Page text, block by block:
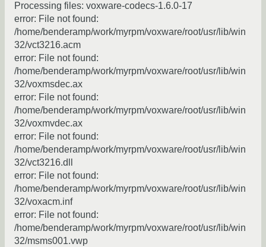
Processing files: voxware-codecs-1.6.0-17
error: File not found:
/home/benderamp/work/myrpm/voxware/root/usr/lib/win
32/vct3216.acm
error: File not found:
/home/benderamp/work/myrpm/voxware/root/usr/lib/win
32/voxmsdec.ax
error: File not found:
/home/benderamp/work/myrpm/voxware/root/usr/lib/win
32/voxmvdec.ax
error: File not found:
/home/benderamp/work/myrpm/voxware/root/usr/lib/win
32/vct3216.dll
error: File not found:
/home/benderamp/work/myrpm/voxware/root/usr/lib/win
32/voxacm.inf
error: File not found:
/home/benderamp/work/myrpm/voxware/root/usr/lib/win
32/msms001.vwp